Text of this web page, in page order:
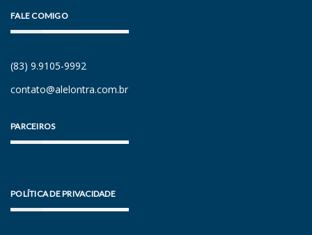
FALE COMIGO
(83) 9.9105-9992
contato@alelontra.com.br
PARCEIROS
POLÍTICA DE PRIVACIDADE